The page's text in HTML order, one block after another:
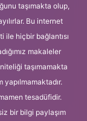
taşımakta olup,
Bu internet
ile hiçbir bağlantısı
makaleler
taşımamakta
tesadüfidir.
bir bilgi paylaşım